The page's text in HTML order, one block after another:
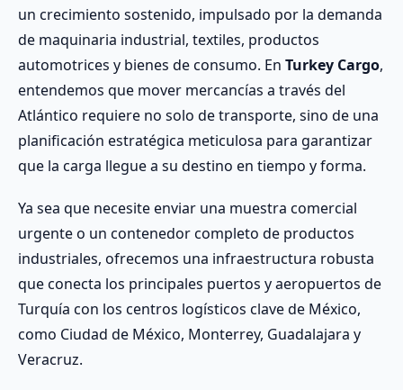
un crecimiento sostenido, impulsado por la demanda
de maquinaria industrial, textiles, productos
automotrices y bienes de consumo. En Turkey Cargo,
entendemos que mover mercancías a través del
Atlántico requiere no solo de transporte, sino de una
planificación estratégica meticulosa para garantizar
que la carga llegue a su destino en tiempo y forma.
Ya sea que necesite enviar una muestra comercial
urgente o un contenedor completo de productos
industriales, ofrecemos una infraestructura robusta
que conecta los principales puertos y aeropuertos de
Turquía con los centros logísticos clave de México,
como Ciudad de México, Monterrey, Guadalajara y
Veracruz.